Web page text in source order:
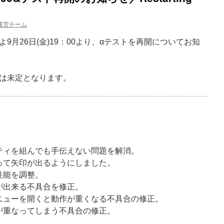
営チーム
9月26日(金)19：00より、αテストを再開についてお知
未定となります。
を組んでも手伝えない問題を解消。
矢印が出るようにしました。
を調整。
来る不具合を修正。
ーを開くと動作が重くなる不具合の修正。
なってしまう不具合の修正。